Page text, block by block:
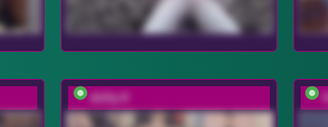
dolly-ll